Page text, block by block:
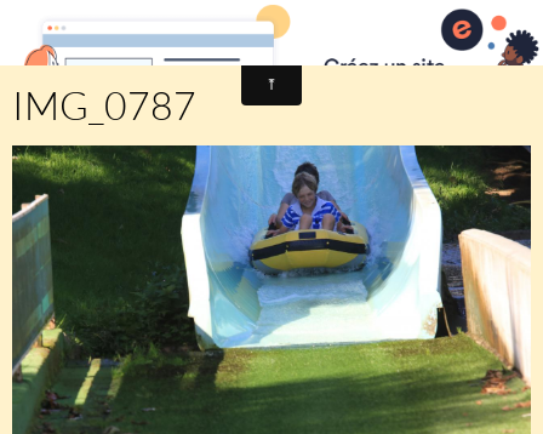
Comité des fêtes de CHEUX
IMG_0787